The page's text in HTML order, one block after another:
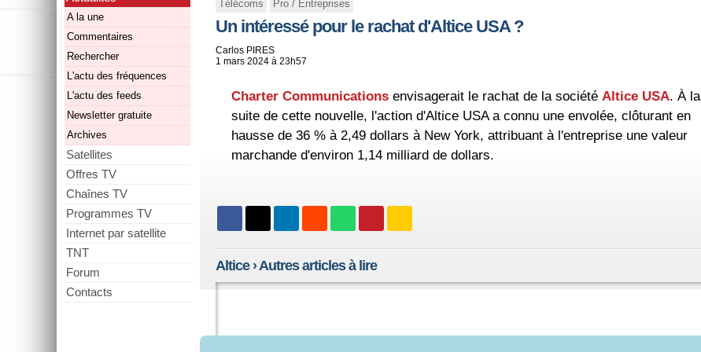
A la une
Commentaires
Rechercher
L'actu des fréquences
L'actu des feeds
Newsletter gratuite
Archives
Satellites
Offres TV
Chaînes TV
Programmes TV
Internet par satellite
TNT
Forum
Contacts
Télécoms Pro / Entreprises
Un intéressé pour le rachat d'Altice USA ?
Carlos PIRES
1 mars 2024 à 23h57
Charter Communicationsenvisagerait le rachat de la société Altice USA. À la
suite de cette nouvelle, l'action d'Altice USA a connu une envolée, clôturant en
hausse de 36 % à 2,49 dollars à New York, attribuant à l'entreprise une valeur
marchande d'environ 1,14 milliard de dollars.
Altice› Autres articles à lire